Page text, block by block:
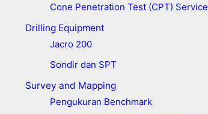
Cone Penetration Test (CPT) Service
Drilling Equipment
Jacro 200
Sondir dan SPT
Survey and Mapping
Pengukuran Benchmark